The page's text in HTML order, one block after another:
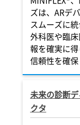
ズは、ARデ
スムーズに
外科医や臨
報を確実に
信頼性を確保
未来の診断
クタ